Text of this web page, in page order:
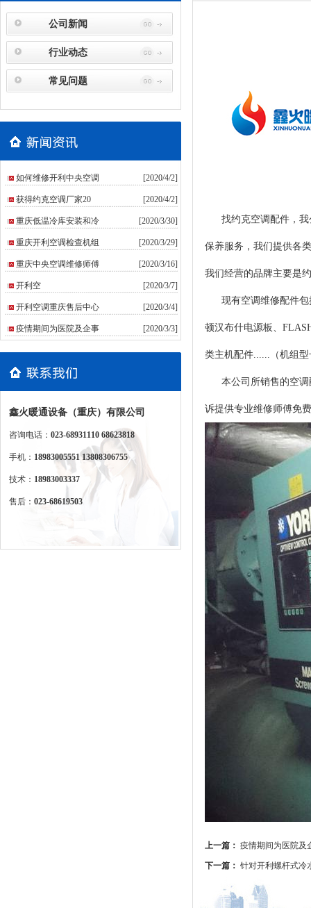
公司新闻
行业动态
常见问题
如何维修开利中央空调 [2020/4/2]
获得约克空调厂家20 [2020/4/2]
重庆低温冷库安装和冷 [2020/3/30]
重庆开利空调检查机组 [2020/3/29]
重庆中央空调维修师傅 [2020/3/16]
​开利空 [2020/3/7]
开利空调重庆售后中心 [2020/3/4]
疫情期间为医院及企事 [2020/3/3]
鑫火暖通设备（重庆）有限公司
咨询电话： 023-68931110 68623818
手机： 18983005551 13808306755
技术： 18983003337
售后： 023-68619503
找约克空调配件，我
保养服务，我们提供各
我们经营的品牌主要是
现有空调维修配件
顿汉布什电源板、
类主机配件......（机组
本公司所销售的空调
诉提供专业维修师傅免
上一篇： 疫情期间为医院及
下一篇： 针对开利螺杆式冷